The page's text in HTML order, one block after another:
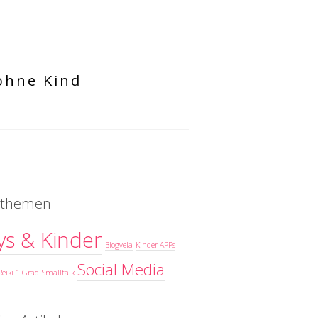
Kind
& Kinder Blogvela Kinder APPs
1 Grad Smalltalk Social Media